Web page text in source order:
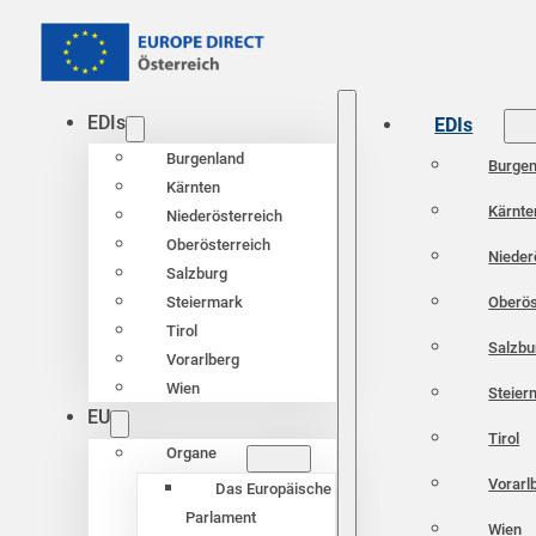
EDIs
Burgenland
Kärnten
Niederösterreich
Oberösterreich
Salzburg
Steiermark
Tirol
Vorarlberg
Wien
EU
Organe
Das Europäische
Parlament
EDIs
Tirol
Wien